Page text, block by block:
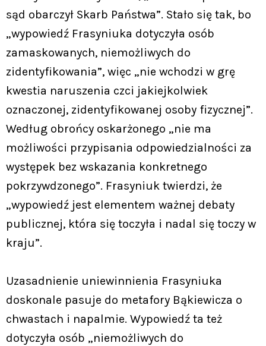
sąd obarczył Skarb Państwa”. Stało się tak, bo
„wypowiedź Frasyniuka dotyczyła osób
zamaskowanych, niemożliwych do
zidentyfikowania”, więc „nie wchodzi w grę
kwestia naruszenia czci jakiejkolwiek
oznaczonej, zidentyfikowanej osoby fizycznej”.
Według obrońcy oskarżonego „nie ma
możliwości przypisania odpowiedzialności za
występek bez wskazania konkretnego
pokrzywdzonego”. Frasyniuk twierdzi, że
„wypowiedź jest elementem ważnej debaty
publicznej, która się toczyła i nadal się toczy w
kraju”.
Uzasadnienie uniewinnienia Frasyniuka
doskonale pasuje do metafory Bąkiewicza o
chwastach i napalmie. Wypowiedź ta też
dotyczyła osób „niemożliwych do